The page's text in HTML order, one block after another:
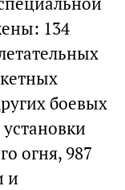
134
боевых
огня, 987
и